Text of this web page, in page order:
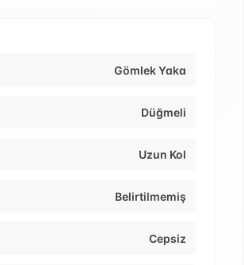
Gömlek Yaka
Düğmeli
Uzun Kol
Belirtilmemiş
Cepsiz